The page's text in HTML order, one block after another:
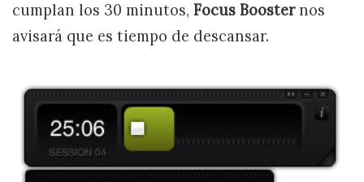
cumplan los 30 minutos, Focus Boosternos
avisará que es tiempo de descansar.